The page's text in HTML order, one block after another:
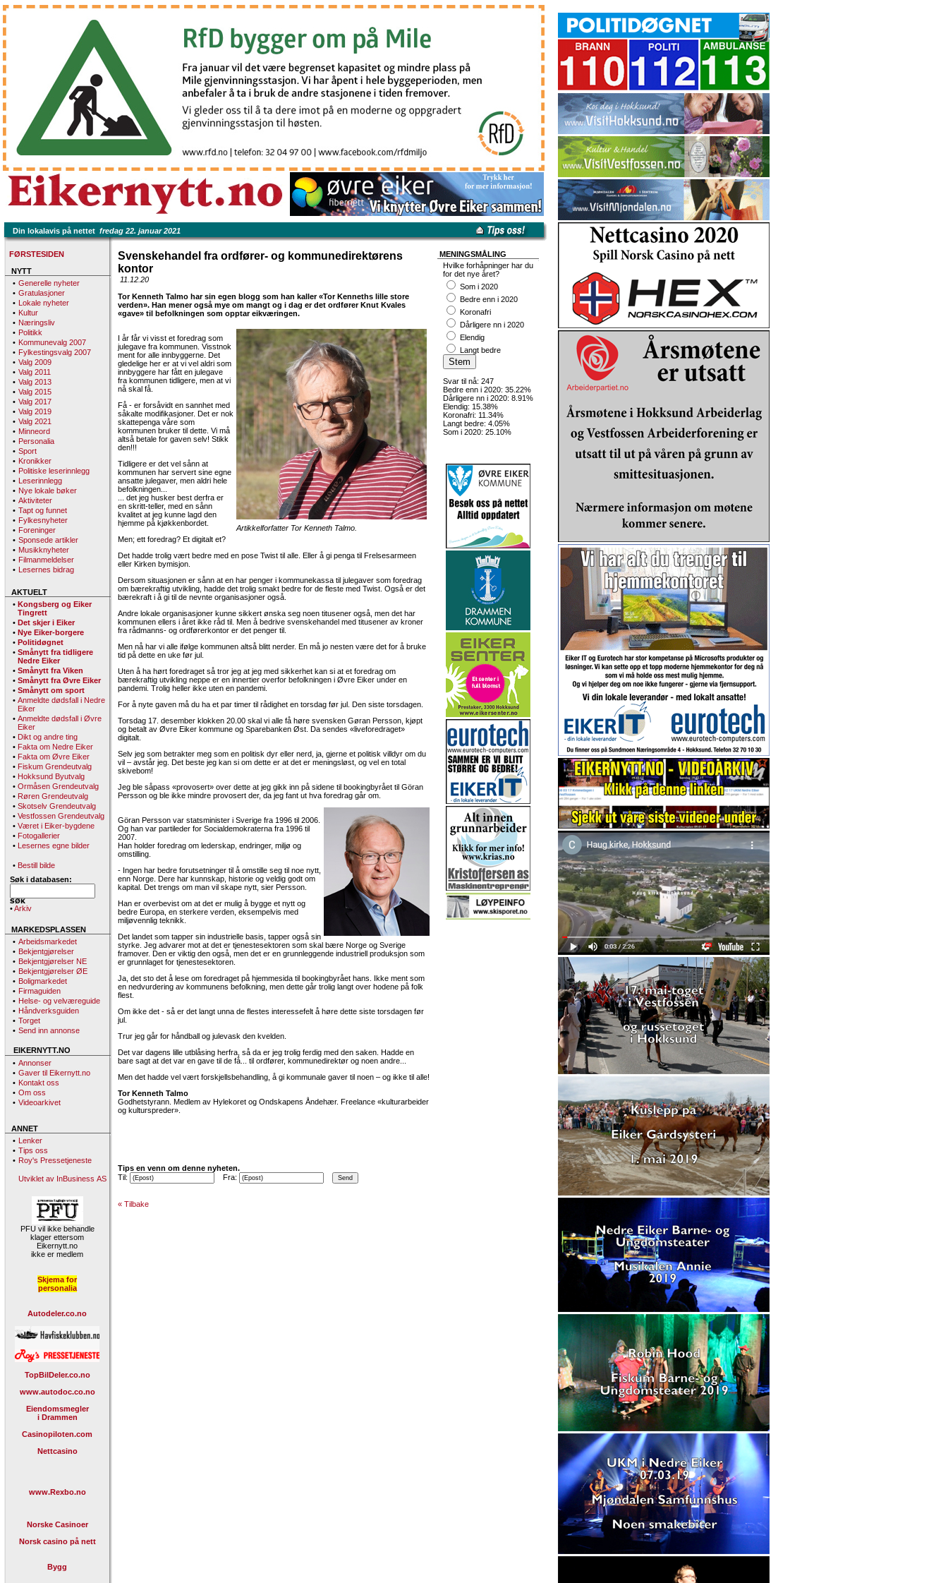
Din lokalavis på nettet fredag 22. januar 2021
FØRSTESIDEN
NYTT
• Generelle nyheter
• Gratulasjoner
• Lokale nyheter
• Kultur
• Næringsliv
• Politikk
• Kommunevalg 2007
• Fylkestingsvalg 2007
• Valg 2009
• Valg 2011
• Valg 2013
• Valg 2015
• Valg 2017
• Valg 2019
• Valg 2021
• Minneord
• Personalia
• Sport
• Kronikker
• Politiske leserinnlegg
• Leserinnlegg
• Nye lokale bøker
• Aktiviteter
• Tapt og funnet
• Fylkesnyheter
• Foreninger
• Sponsede artikler
• Musikknyheter
• Filmanmeldelser
• Lesernes bidrag
AKTUELT
• Kongsberg og Eiker
Tingrett
• Det skjer i Eiker
• Nye Eiker-borgere
• Politidøgnet
• Smånytt fra tidligere
Nedre Eiker
• Smånytt fra Viken
• Smånytt fra Øvre Eiker
• Smånytt om sport
• Anmeldte dødsfall i Nedre
Eiker
• Anmeldte dødsfall i Øvre
Eiker
• Dikt og andre ting
• Fakta om Nedre Eiker
• Fakta om Øvre Eiker
• Fiskum Grendeutvalg
• Hokksund Byutvalg
• Ormåsen Grendeutvalg
• Røren Grendeutvalg
• Skotselv Grendeutvalg
• Vestfossen Grendeutvalg
• Været i Eiker-bygdene
• Fotogallerier
• Lesernes egne bilder
• Bestill bilde
Søk i databasen:
•Arkiv
MARKEDSPLASSEN
• Arbeidsmarkedet
• Bekjentgjørelser
• Bekjentgjørelser NE
• Bekjentgjørelser ØE
• Boligmarkedet
• Firmaguiden
• Helse- og velværeguide
• Håndverksguiden
• Torget
• Send inn annonse
EIKERNYTT.NO
• Annonser
• Gaver til Eikernytt.no
• Kontakt oss
• Om oss
• Videoarkivet
ANNET
• Lenker
• Tips oss
• Roy's Pressetjeneste
Utviklet av InBusiness AS
PFU vil ikke behandle
klager ettersom
Eikernytt.no
ikke er medlem
Skjema for
personalia
Autodeler.co.no
TopBilDeler.co.no
www.autodoc.co.no
Eiendomsmegler
i Drammen
Casinopiloten.com
Nettcasino
www.Rexbo.no
Norske Casinoer
Norsk casino på nett
Bygg
Svenskehandel fra ordfører- og kommunedirektørens
kontor
11.12.20
Tor Kenneth Talmo har sin egen blogg som han kaller «Tor Kenneths lille store
verden». Han mener også mye om mangt og i dag er det ordfører Knut Kvales
«gave» til befolkningen som opptar eikværingen.
Artikkelforfatter Tor Kenneth Talmo.
I år får vi visst et foredrag som
julegave fra kommunen. Visstnok
ment for alle innbyggerne. Det
gledelige her er at vi vel aldri som
innbyggere har fått en julegave
fra kommunen tidligere, men at vi
nå skal få.
Få - er forsåvidt en sannhet med
såkalte modifikasjoner. Det er nok
skattepenga våre som
kommunen bruker til dette. Vi må
altså betale for gaven selv! Stikk
den!!!
Tidligere er det vel sånn at
kommunen har servert sine egne
ansatte julegaver, men aldri hele
befolkningen...
... det jeg husker best derfra er
en skritt-teller, med en sånn
kvalitet at jeg kunne lagd den
hjemme på kjøkkenbordet.
Men; ett foredrag? Et digitalt et?
Det hadde trolig vært bedre med en pose Twist til alle. Eller å gi penga til Frelsesarmeen
eller Kirken bymisjon.
Dersom situasjonen er sånn at en har penger i kommunekassa til julegaver som foredrag
om bærekraftig utvikling, hadde det trolig smakt bedre for de fleste med Twist. Også er det
bærekraft i å gi til de nevnte organisasjoner også.
Andre lokale organisasjoner kunne sikkert ønska seg noen titusener også, men det har
kommunen ellers i året ikke råd til. Men å bedrive svenskehandel med titusener av kroner
fra rådmanns- og ordførerkontor er det penger til.
Men nå har vi alle ifølge kommunen altså blitt nerder. En må jo nesten være det for å bruke
tid på dette en uke før jul.
Uten å ha hørt foredraget så tror jeg at jeg med sikkerhet kan si at et foredrag om
bærekraftig utvikling neppe er en innertier overfor befolkningen i Øvre Eiker under en
pandemi. Trolig heller ikke uten en pandemi.
For å nyte gaven må du ha et par timer til rådighet en torsdag før jul. Den siste torsdagen.
Torsdag 17. desember klokken 20.00 skal vi alle få høre svensken Gøran Persson, kjøpt
og betalt av Øvre Eiker kommune og Sparebanken Øst. Da sendes «liveforedraget»
digitalt.
Selv jeg som betrakter meg som en politisk dyr eller nerd, ja, gjerne et politisk villdyr om du
vil – avstår jeg. Det beste jeg kan si om dette er at det er meningsløst, og vel en total
skivebom!
Jeg ble såpass «provosert» over dette at jeg gikk inn på sidene til bookingbyrået til Göran
Persson og ble ikke mindre provosert der, da jeg fant ut hva foredrag går om.
Göran Persson var statsminister i Sverige fra 1996 til 2006.
Og han var partileder for Socialdemokraterna fra 1996 til
2007.
Han holder foredrag om lederskap, endringer, miljø og
omstilling.
- Ingen har bedre forutsetninger til å omstille seg til noe nytt,
enn Norge. Dere har kunnskap, historie og veldig godt om
kapital. Det trengs om man vil skape nytt, sier Persson.
Han er overbevist om at det er mulig å bygge et nytt og
bedre Europa, en sterkere verden, eksempelvis med
miljøvennlig teknikk.
Det landet som tapper sin industrielle basis, tapper også sin
styrke. Jeg advarer mot at det er tjenestesektoren som skal bære Norge og Sverige
framover. Den er viktig den også, men det er en grunnleggende industriell produksjon som
er grunnlaget for tjenestesektoren.
Ja, det sto det å lese om foredraget på hjemmesida til bookingbyrået hans. Ikke ment som
en nedvurdering av kommunens befolkning, men dette går trolig langt over hodene på folk
flest.
Om ikke det - så er det langt unna de flestes interessefelt å høre dette siste torsdagen før
jul.
Trur jeg går for håndball og julevask den kvelden.
Det var dagens lille utblåsing herfra, så da er jeg trolig ferdig med den saken. Hadde en
bare sagt at det var en gave til de få... til ordfører, kommunedirektør og noen andre...
Men det hadde vel vært forskjellsbehandling, å gi kommunale gaver til noen – og ikke til alle!
Tor Kenneth Talmo
Godhetstyrann. Medlem av Hylekoret og Ondskapens Åndehær. Freelance «kulturarbeider
og kulturspreder».
Tips en venn om denne nyheten.
Til:
Fra:
« Tilbake
MENINGSMÅLING
Hvilke forhåpninger har du
for det nye året?
Som i 2020
Bedre enn i 2020
Koronafri
Dårligere nn i 2020
Elendig
Langt bedre
Svar til nå: 247
Bedre enn i 2020: 35.22%
Dårligere nn i 2020: 8.91%
Elendig: 15.38%
Koronafri: 11.34%
Langt bedre: 4.05%
Som i 2020: 25.10%